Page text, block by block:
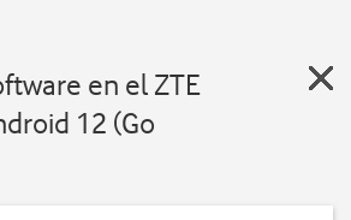
en el ZTE
12 (Go